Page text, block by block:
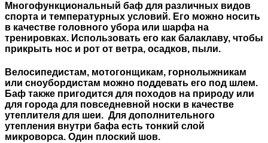
Многофункциональный баф для различных видов
спорта и температурных условий. Его можно носить
в качестве головного убора или шарфа на
тренировках. Использовать его как балаклаву, чтобы
прикрыть нос и рот от ветра, осадков, пыли.
Велосипедистам, мотогонщикам, горнолыжникам
или сноубордистам можно поддевать его под шлем.
Баф также пригодится для походов на природу или
для города для повседневной носки в качестве
утеплителя для шеи. Для дополнительного
утепления внутри бафа есть тонкий слой
микроворса. Один плоский шов.